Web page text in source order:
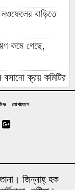
নওফেলের বাড়িতে
কমে গেছে,
ক্রয় কমিটির
বাড়ছে
আগস্টে জাতীয়
যোগাযোগ
জিন্নাহ্ হক